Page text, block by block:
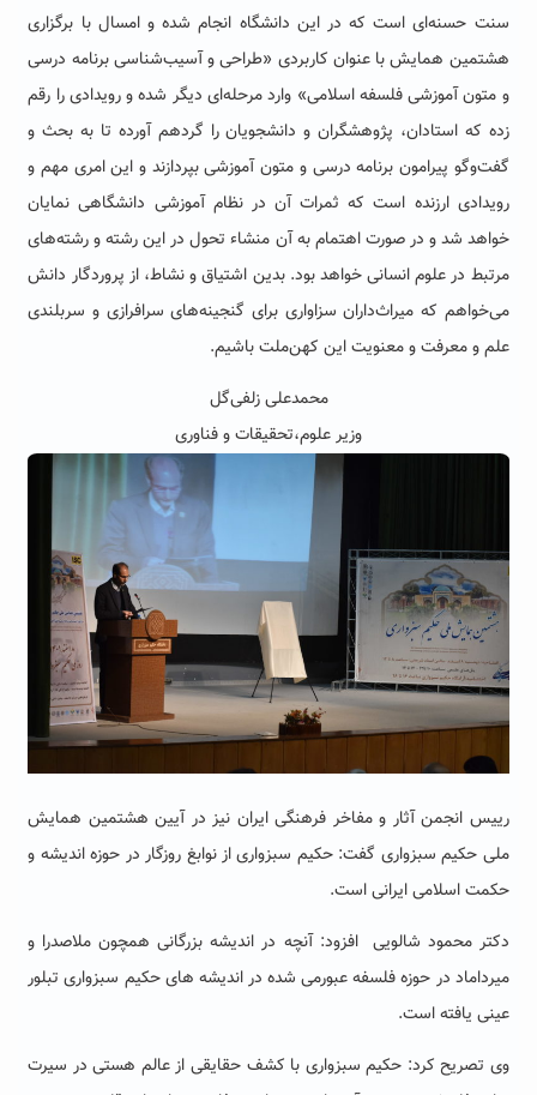
سنت حسنه‌ای است که در این دانشگاه انجام شده و امسال با برگزاری
هشتمین همایش با عنوان کاربردی «طراحی و آسیب‌شناسی برنامه درسی
و متون آموزشی فلسفه اسلامی» وارد مرحله‌‌ای دیگر شده و رویدادی را رقم
زده که استادان، پژوهشگران و دانشجویان را گردهم آورده تا به بحث و
گفت‌وگو پیرامون برنامه درسی و متون آموزشی بپردازند و این امری مهم و
رویدادی ارزنده است که ثمرات آن در نظام آموزشی دانشگاهی نمایان
خواهد شد و در صورت اهتمام به آن منشاء تحول در این رشته و رشته‌های
مرتبط در علوم انسانی خواهد بود. بدین اشتیاق و نشاط، از پروردگار دانش
می‌خواهم که میراث‌داران سزاواری برای گنجینه‌های سرافرازی و سربلندی
علم و معرفت و معنویت این کهن‌ملت باشیم.
محمدعلی زلفی‌گل
وزیر علوم،تحقیقات و فناوری
رییس انجمن آثار و مفاخر فرهنگی ایران نیز در آیین هشتمین همایش
ملی حکیم سبزواری گفت: حکیم سبزواری از نوابغ روزگار در حوزه اندیشه و
حکمت اسلامی ایرانی است.
دکتر محمود شالویی افزود: آنچه در اندیشه بزرگانی همچون ملاصدرا و
میرداماد در حوزه فلسفه عبورمی شده در اندیشه های حکیم سبزواری تبلور
عینی یافته است.
وی تصریح کرد: حکیم سبزواری با کشف حقایقی از عالم هستی در سیرت